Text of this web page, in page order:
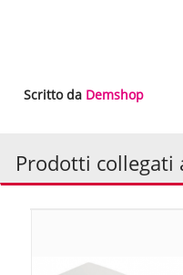
Scritto da Demshop
Prodotti collegati